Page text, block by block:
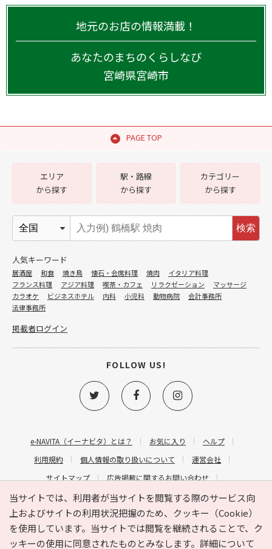
地元のお店の情報満載！
あなたのまちのくらしなび
宮崎県宮崎市
PAGE TOP
当サイトでは、利用者が当サイトを閲覧する際のサービス向
上およびサイトの利用状況把握のため、クッキー（Cookie）
を使用しています。当サイトでは閲覧を継続されることで、ク
ッキーの使用に同意されたものとみなします。詳細について
e-NAVITA（イーナビタ）とは？ お気に入り
ヘルプ
利用規約
個人情報の取り扱いについて
運営会社
サイトマップ
広告掲載に関するお問い合わせ
サイトの内容に関するお問い合わせ
エリア
から探す
駅・路線
から探す
カテゴリー
から探す
検索
人気キーワード
居酒屋 和食 焼き鳥 懐石・会席料理 焼肉
イタリア料理
フランス料理
アジア料理 喫茶・カフェ リラクゼーション
マッサージ
カラオケ
ビジネスホテル 内科 小児科 動物病院
会計事務所
法律事務所
掲載者ログイン
FOLLOW US!